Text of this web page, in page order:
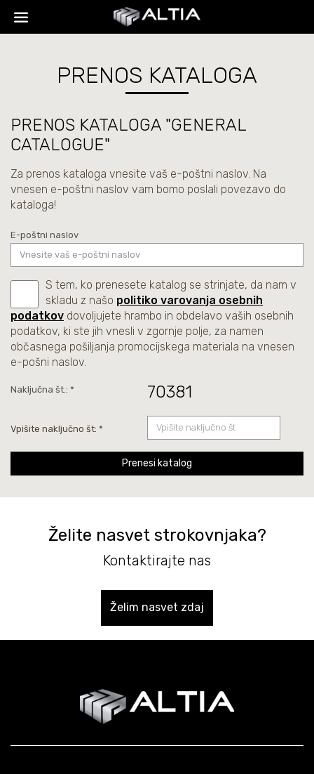
PRENOS KATALOGA
PRENOS KATALOGA "GENERAL
CATALOGUE"
Za prenos kataloga vnesite vaš e-poštni naslov. Na
vnesen e-poštni naslov vam bomo poslali povezavo do
kataloga!
E-poštni naslov
S tem, ko prenesete katalog se strinjate, da nam v
skladu z našo politiko varovanja osebnih
podatkov dovoljujete hrambo in obdelavo vaših osebnih
podatkov, ki ste jih vnesli v zgornje polje, za namen
občasnega pošiljanja promocijskega materiala na vnesen
e-pošni naslov.
Naključna št.: * 70381
Vpišite naključno št: *
Prenesi katalog
Želite nasvet strokovnjaka?
Kontaktirajte nas
Želim nasvet zdaj